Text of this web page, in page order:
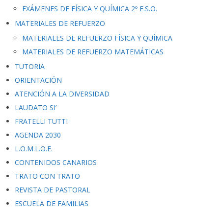
EXÁMENES DE FÍSICA Y QUÍMICA 2º E.S.O.
MATERIALES DE REFUERZO
MATERIALES DE REFUERZO FÍSICA Y QUÍMICA
MATERIALES DE REFUERZO MATEMÁTICAS
TUTORIA
ORIENTACIÓN
ATENCIÓN A LA DIVERSIDAD
LAUDATO SI’
FRATELLI TUTTI
AGENDA 2030
L.O.M.L.O.E.
CONTENIDOS CANARIOS
TRATO CON TRATO
REVISTA DE PASTORAL
ESCUELA DE FAMILIAS